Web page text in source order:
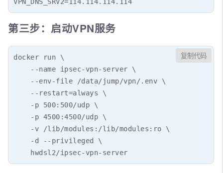
第三步：启动VPN服务
docker run \
    --name ipsec-vpn-server \
    --env-file /data/jump/vpn/.env \
    --restart=always \
    -p 500:500/udp \
    -p 4500:4500/udp \
    -v /lib/modules:/lib/modules:ro \
    -d --privileged \
    hwdsl2/ipsec-vpn-server
复制代码